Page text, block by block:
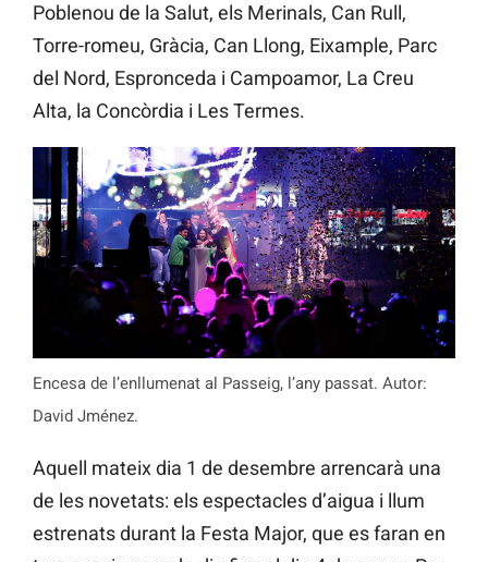
Poblenou de la Salut, els Merinals, Can Rull,
Torre-romeu, Gràcia, Can Llong, Eixample, Parc
del Nord, Espronceda i Campoamor, La Creu
Alta, la Concòrdia i Les Termes.
Encesa de l’enllumenat al Passeig, l’any passat. Autor:
David Jménez.
Aquell mateix dia 1 de desembre arrencarà una
de les novetats: els espectacles d’aigua i llum
estrenats durant la Festa Major, que es faran en